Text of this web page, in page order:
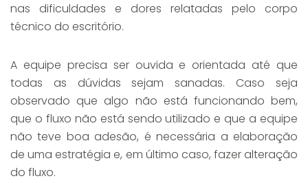
nas dificuldades e dores relatadas pelo corpo
técnico do escritório.
A equipe precisa ser ouvida e orientada até que
todas as dúvidas sejam sanadas. Caso seja
observado que algo não está funcionando bem,
que o fluxo não está sendo utilizado e que a equipe
não teve boa adesão, é necessária a elaboração
de uma estratégia e, em último caso, fazer alteração
do fluxo.